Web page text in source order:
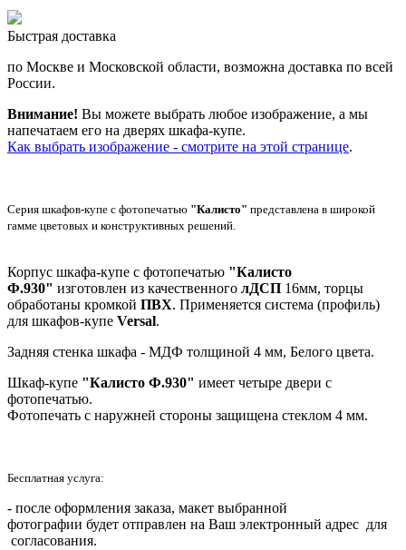
Быстрая доставка
по Москве и Московской области, возможна доставка по всей
России.
Внимание! Вы можете выбрать любое изображение, а мы
напечатаем его на дверях шкафа-купе.
Как выбрать изображение - смотрите на этой странице.
Серия шкафов-купе с фотопечатью "Калисто" представлена в широкой
гамме цветовых и конструктивных решений.
Корпус шкафа-купе с фотопечатью "Калисто
Ф.930" изготовлен из качественного лДСП 16мм, торцы
обработаны кромкой ПВХ. Применяется система (профиль)
для шкафов-купе Versal.
Задняя стенка шкафа - МДФ толщиной 4 мм, Белого цвета.
Шкаф-купе "Калисто Ф.930" имеет четыре двери с
фотопечатью.
Фотопечать с наружней стороны защищена стеклом 4 мм.
Бесплатная услуга:
- после оформления заказа, макет выбранной
фотографии будет отправлен на Ваш электронный адрес для
согласования.